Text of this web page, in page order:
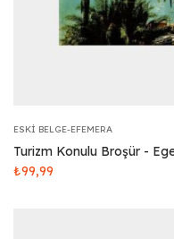
ESKI BELGE-EFEMERA
Turizm Konulu Broşür -
₺99,99